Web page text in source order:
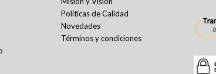
Políticas de Calidad
Novedades
Términos y condiciones